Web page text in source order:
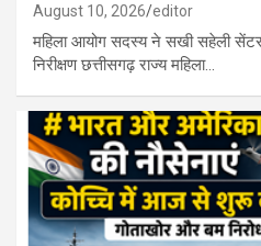
August 10, 2026 editor
महिला आयोग सदस्य ने सखी सहेली
निरीक्षण छत्तीसगढ़ राज्य महिला…